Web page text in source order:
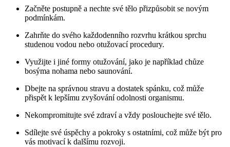
Začněte postupně a nechte své tělo přizpůsobit se novým
podmínkám.
Zahrňte do svého každodenního rozvrhu krátkou sprchu
studenou vodou nebo otužovací procedury.
Využijte i jiné formy otužování, jako je například chůze
bosýma nohama nebo saunování.
Dbejte na správnou stravu a dostatek spánku, což může
přispět k lepšímu zvyšování odolnosti organismu.
Nekompromitujte své zdraví a vždy poslouchejte své tělo.
Sdílejte své úspěchy a pokroky s ostatními, což může být pro
vás motivací k dalšímu rozvoji.